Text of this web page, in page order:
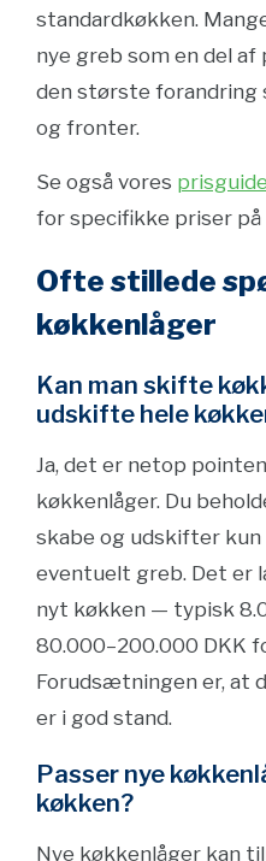
standardkøkken.
nye greb som en del
den største forandring
og fronter.
Se også vores
for specifikke priser
Ofte stillede
køkkenlåger
Kan man skifte
udskifte hele
Ja, det er netop
køkkenlåger. Du
skabe og udskifter
eventuelt greb. Det er
nyt køkken — typisk
80.000–200.000 DKK
Forudsætningen er, at
er i god stand.
Passer nye
køkken?
Nye køkkenlåger kan